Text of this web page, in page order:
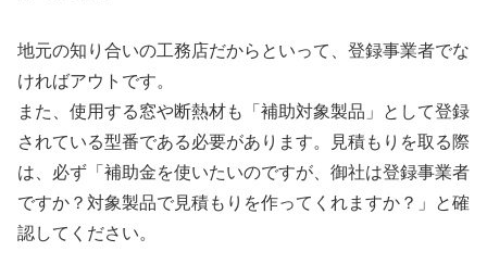
地元の知り合いの工務店だからといって、登録事業者でな
ければアウトです。
また、使用する窓や断熱材も「補助対象製品」として登録
されている型番である必要があります。見積もりを取る際
は、必ず「補助金を使いたいのですが、御社は登録事業者
ですか？対象製品で見積もりを作ってくれますか？」と確
認してください。